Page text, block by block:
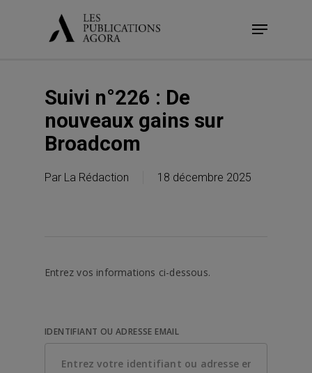
Menu
Suivi n°226 : De
nouveaux gains sur
Broadcom
Par La Rédaction 18 décembre 2025
Entrez vos informations ci-dessous.
IDENTIFIANT OU ADRESSE EMAIL